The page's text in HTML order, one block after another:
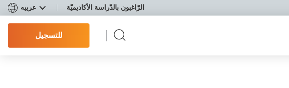
الرّاغبون بالدّراسة الأكاديميّة عربيه
للتسجيل